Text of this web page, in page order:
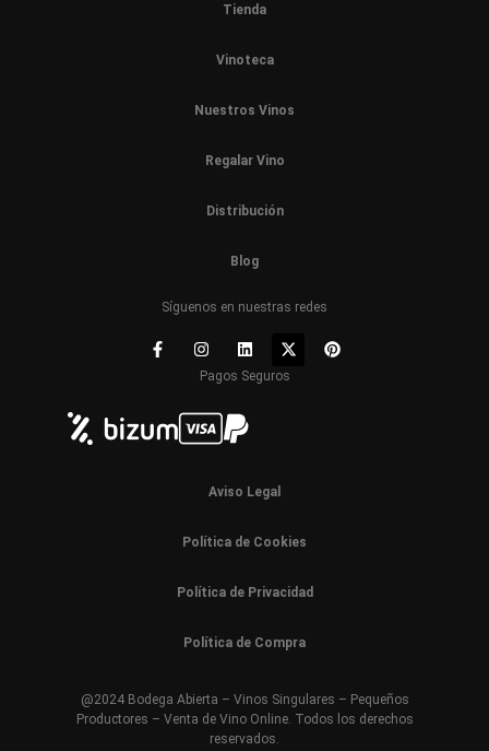
Tienda
Vinoteca
Nuestros Vinos
Regalar Vino
Distribución
Blog
Síguenos en nuestras redes
Pagos Seguros
Aviso Legal
Política de Cookies
Política de Privacidad
Política de Compra
@2024 Bodega Abierta – Vinos Singulares – Pequeños
Productores – Venta de Vino Online. Todos los derechos
reservados.